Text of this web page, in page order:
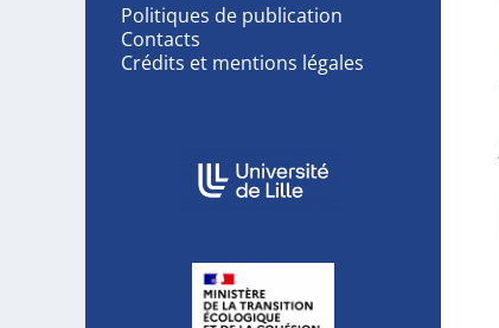
Politiques de publication
Contacts
Crédits et mentions légales
Affiliations/partenaires